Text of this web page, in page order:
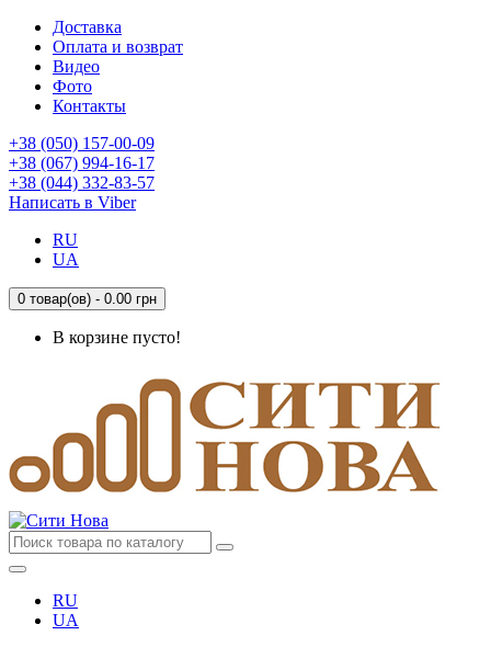
Доставка
Оплата и возврат
Видео
Фото
Контакты
+38 (050) 157-00-09
+38 (067) 994-16-17
+38 (044) 332-83-57
Написать в Viber
RU
UA
0 товар(ов) - 0.00 грн
В корзине пусто!
RU
UA